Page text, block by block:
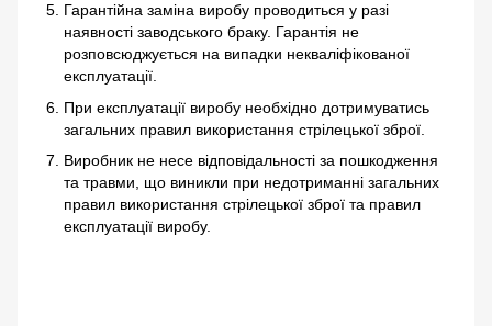
Гарантійна заміна виробу проводиться у разі
наявності заводського браку. Гарантія не
розповсюджується на випадки некваліфікованої
експлуатації.
При експлуатації виробу необхідно дотримуватись
загальних правил використання стрілецької зброї.
Виробник не несе відповідальності за пошкодження
та травми, що виникли при недотриманні загальних
правил використання стрілецької зброї та правил
експлуатації виробу.